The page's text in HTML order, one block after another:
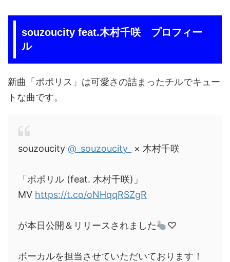
souzoucity feat.木村千咲 プロフィー
ル
新曲「ポポリス」は可愛さの詰まったチルでキュー
トな曲です。
souzoucity @_souzoucity_ × 木村千咲
「ポポリル (feat. 木村千咲)」
MV https://t.co/oNHqqRSZgR
が本日公開＆リリースされました ♡
ボーカルを担当させていただいております！